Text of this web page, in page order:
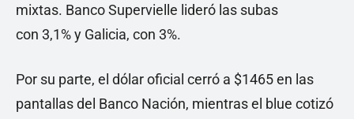
mixtas. Banco Supervielle lideró las subas
con 3,1% y Galicia, con 3%.
Por su parte, el dólar oficial cerró a $1465 en las
pantallas del Banco Nación, mientras el blue cotizó